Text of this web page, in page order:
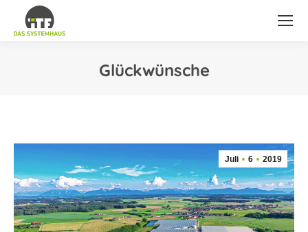
Glückwünsche
Juli 6 2019